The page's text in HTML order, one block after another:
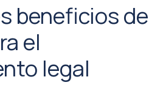
beneficios de
el
legal